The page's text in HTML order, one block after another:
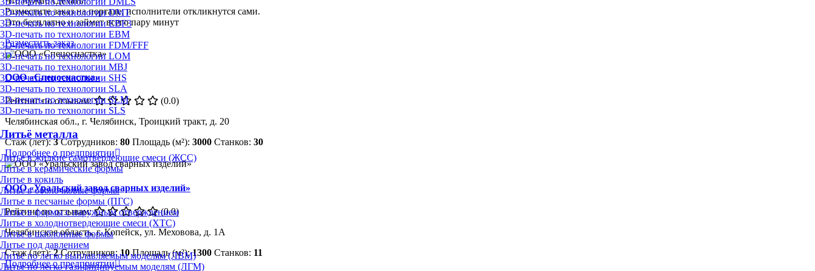
3D-печать по технологии DMT
3D-печать по технологии EBF3
3D-печать по технологии EBM
3D-печать по технологии FDM/FFF
3D-печать по технологии LOM
3D-печать по технологии MBJ
3D-печать по технологии SHS
3D-печать по технологии SLA
3D-печать по технологии SLM
3D-печать по технологии SLS
Литьё металла
Литье в жидкие самотвердеющие смеси (ЖСС)
Литье в керамические формы
Литье в кокиль
Литье в оболочковые формы
Литье в песчаные формы (ПГС)
Литье в формы с наружным отверждением
Литье в холоднотвердеющие смеси (ХТС)
Литье в шаблонные формы
Литье под давлением
Литье по легко выплавляемым моделям (ЛВМ)
Литье по легко газифицируемым моделям (ЛГМ)
Разместите заказ на портале, исполнители откликнутся сами.
Это бесплатно и займет всего пару минут
Разместить заказ
ООО «Спецоснастка»
Рейтинг по отзывам:
(0.0)
Челябинская обл., г. Челябинск, Троицкий тракт, д. 20
Стаж (лет):3 Сотрудников: 80 Площадь (м²): 3000 Станков: 30
Подробнее о предприятии
ООО «Уральский завод сварных изделий»
Рейтинг по отзывам:
(0.0)
Челябинская область, г. Копейск, ул. Меховова, д. 1А
Стаж (лет):2 Сотрудников:10 Площадь (м²):1300 Станков: 11
Подробнее о предприятии